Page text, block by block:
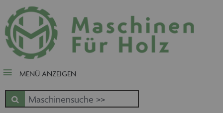
close Submenü
Nach Fertigungsschwerpunkt
Schnäppchen
Zuschnitt - Sägen
Kantenbearbeitung
Fräsen - Bohren - Hobeln - CNC
MENÜ ANZEIGEN